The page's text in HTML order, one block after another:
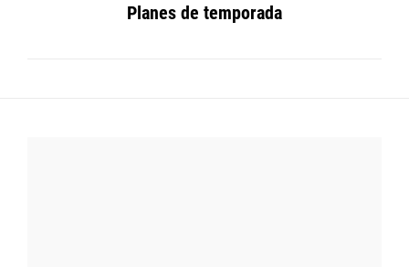
Planes de temporada